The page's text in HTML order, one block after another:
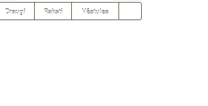
Draugi Raksti Vēstules